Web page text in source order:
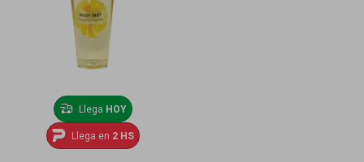
Llega HOY
Llega en 2 HS